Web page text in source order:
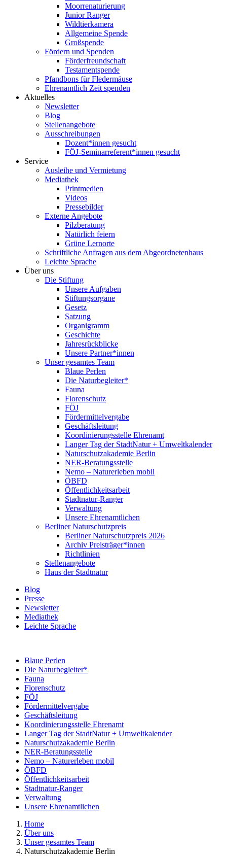
Moorrenaturierung
Junior Ranger
Wildtierkamera
Allgemeine Spende
Großspende
Fördern und Spenden
Förderfreundschaft
Testamentspende
Pfandbons für Fledermäuse
Ehrenamtlich Zeit spenden
Aktuelles
Newsletter
Blog
Stellenangebote
Ausschreibungen
Dozent*innen gesucht
FÖJ-Seminarreferent*innen gesucht
Service
Ausleihe und Vermietung
Mediathek
Printmedien
Videos
Pressebilder
Externe Angebote
Pilzberatung
Natürlich feiern
Grüne Lernorte
Schriftliche Anfragen aus dem Abgeordnetenhaus
Leichte Sprache
Über uns
Die Stiftung
Unsere Aufgaben
Stiftungsorgane
Gesetz
Satzung
Organigramm
Geschichte
Jahresrückblicke
Unsere Partner*innen
Unser gesamtes Team
Blaue Perlen
Die Naturbegleiter*
Fauna
Florenschutz
FÖJ
Fördermittelvergabe
Geschäftsleitung
Koordinierungsstelle Ehrenamt
Langer Tag der StadtNatur + Umweltkalender
Naturschutzakademie Berlin
NER-Beratungsstelle
Nemo – Naturerleben mobil
ÖBFD
Öffentlichkeitsarbeit
Stadtnatur-Ranger
Verwaltung
Unsere Ehrenamtlichen
Berliner Naturschutzpreis
Berliner Naturschutzpreis 2026
Archiv Preisträger*innen
Richtlinien
Stellenangebote
Haus der Stadtnatur
Blog
Presse
Newsletter
Mediathek
Leichte Sprache
Blaue Perlen
Die Naturbegleiter*
Fauna
Florenschutz
FÖJ
Fördermittelvergabe
Geschäftsleitung
Koordinierungsstelle Ehrenamt
Langer Tag der StadtNatur + Umweltkalender
Naturschutzakademie Berlin
NER-Beratungsstelle
Nemo – Naturerleben mobil
ÖBFD
Öffentlichkeitsarbeit
Stadtnatur-Ranger
Verwaltung
Unsere Ehrenamtlichen
Home
Über uns
Unser gesamtes Team
Naturschutzakademie Berlin